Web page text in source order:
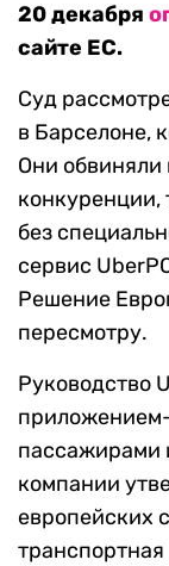
20 декабря
сайте ЕС.
Суд
в Барселоне,
Они обвиняли
конкуренции,
без
сервис
Решение
пересмотру.
Руководство
пассажирами
компании
европейских